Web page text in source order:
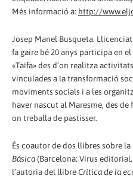
Més informació a: http://
Josep Manel Busqueta.
fa gaire bé 20 anys participa en
«Taifa» des d’on realitza
vinculades a la transformació
moviments socials i a les
haver nascut al Maresme, des de
on treballa de pastisser.
És coautor de dos llibres sobre la
Básica(Barcelona: Virus
l’autoria del llibreCrítica de la